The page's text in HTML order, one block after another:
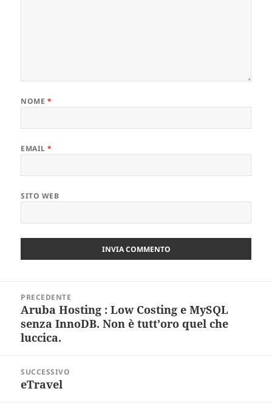
NOME *
EMAIL*
SITO WEB
articoli
PRECEDENTE
Articolo
precedente:
Aruba Hosting : Low Costing e MySQL
senza InnoDB. Non è tutt’oro quel che
luccica.
SUCCESSIVO
Articolo
eTravel